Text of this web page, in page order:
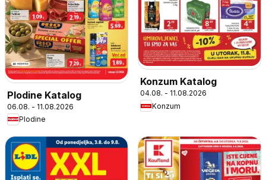
Plodine Katalog
06.08. - 11.08.2026
Plodine
Konzum Katalog
04.08. - 11.08.2026
Konzum